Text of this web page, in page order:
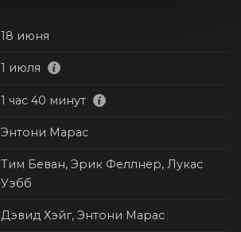
18 июня
1 июля
1 час 40 минут
Энтони Марас
Тим Беван, Эрик Феллнер, Лукас
Уэбб
Дэвид Хэйг, Энтони Марас